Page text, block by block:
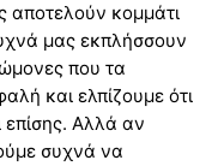
αποτελούν κομμάτι
μας εκπλήσσουν
που τα
και ελπίζουμε ότι
επίσης. Αλλά αν
συχνά να